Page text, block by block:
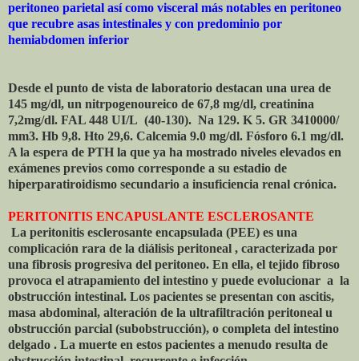
peritoneo parietal así como visceral más notables en peritoneo
que recubre asas intestinales y con predominio por
hemiabdomen inferior
Desde el punto de vista de laboratorio destacan una urea de
145 mg/dl, un nitrpogenoureico de 67,8 mg/dl, creatinina
7,2mg/dl. FAL 448 UI/L (40-130). Na 129. K 5. GR 3410000/
mm3. Hb 9,8. Hto 29,6. Calcemia 9.0 mg/dl. Fósforo 6.1 mg/dl.
A la espera de PTH la que ya ha mostrado niveles elevados en
exámenes previos como corresponde a su estadio de
hiperparatiroidismo secundario a insuficiencia renal crónica.
PERITONITIS ENCAPUSLANTE ESCLEROSANTE
La peritonitis esclerosante encapsulada (PEE) es una
complicación rara de la diálisis peritoneal , caracterizada por
una fibrosis progresiva del peritoneo. En ella, el tejido fibroso
provoca el atrapamiento del intestino y puede evolucionar a la
obstrucción intestinal. Los pacientes se presentan con ascitis,
masa abdominal, alteración de la ultrafiltración peritoneal u
obstrucción parcial (subobstrucción), o completa del intestino
delgado . La muerte en estos pacientes a menudo resulta de